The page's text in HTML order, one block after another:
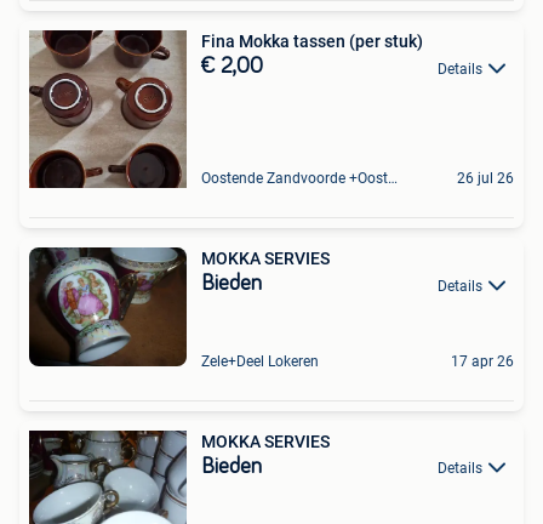
Fina Mokka tassen (per stuk)
€ 2,00 Details
Oostende Zandvoorde +Oostende 26 jul 26
MOKKA SERVIES
Bieden Details
Zele+Deel Lokeren 17 apr 26
MOKKA SERVIES
Bieden Details